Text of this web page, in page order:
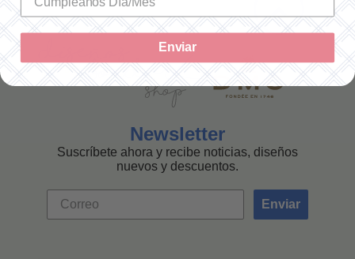
Newsletter
Suscríbete ahora y recibe noticias, diseños
nuevos y descuentos.
Enviar
Enviar